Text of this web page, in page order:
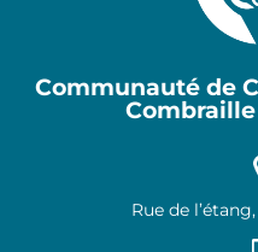
Communauté de
Rue de